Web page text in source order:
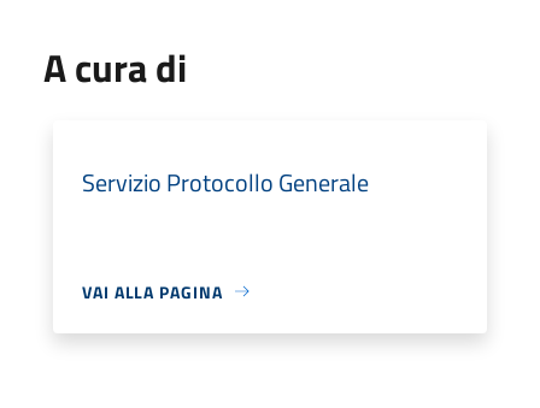
A cura di
Servizio Protocollo Generale
VAI ALLA PAGINA